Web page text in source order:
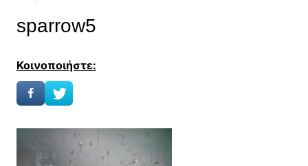
sparrow5
Κοινοποιήστε: